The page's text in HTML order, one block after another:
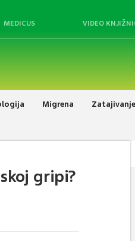
MEDICUS VIDEO
Migrena
gripi?